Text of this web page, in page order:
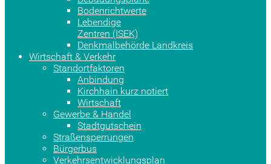
Bodenrichtwerte
Lebendige
Zentren (ISEK)
Denkmalbehörde Landkreis
Wirtschaft & Verkehr
Standortfaktoren
Anbindung
Kirchhain kurz notiert
Wirtschaft
Gewerbe & Handel
Stadtgutschein
Straßensperrungen
Bürgerbus
Verkehrsentwicklungsplan